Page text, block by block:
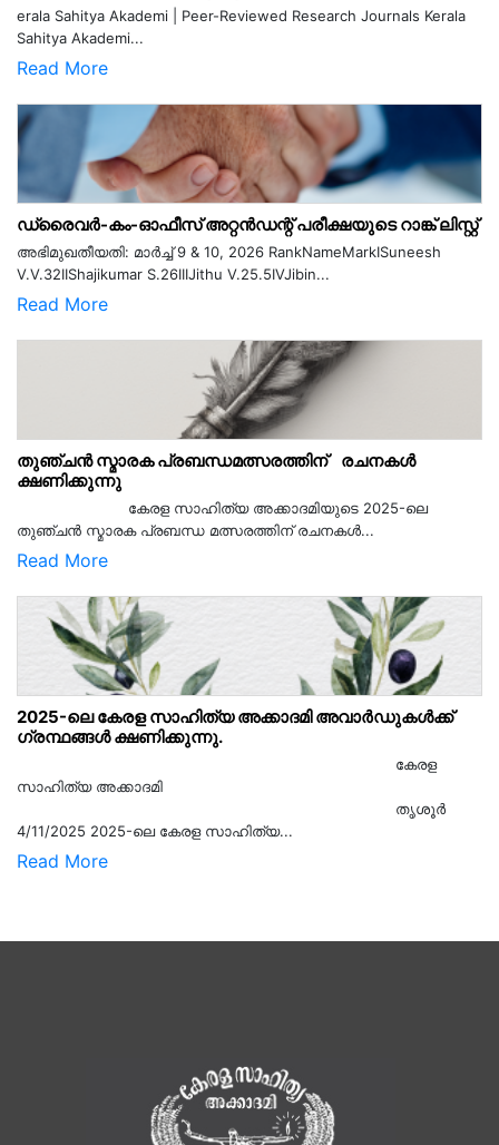
erala Sahitya Akademi | Peer-Reviewed Research Journals Kerala
Sahitya Akademi...
Read More
ഡ്രൈവർ-കം-ഓഫീസ് അറ്റൻഡന്റ് പരീക്ഷയുടെ റാങ്ക് ലിസ്റ്റ്
അഭിമുഖതീയതി: മാർച്ച് 9 & 10, 2026 RankNameMarkISuneesh
V.V.32IIShajikumar S.26IIIJithu V.25.5IVJibin...
Read More
തുഞ്ചൻ സ്മാരക പ്രബന്ധമത്സരത്തിന് രചനകൾ
ക്ഷണിക്കുന്നു
കേരള സാഹിത്യ അക്കാദമിയുടെ 2025-ലെ
തുഞ്ചൻ സ്മാരക പ്രബന്ധ മത്സരത്തിന് രചനകൾ...
Read More
2025-ലെ കേരള സാഹിത്യ അക്കാദമി അവാർഡുകൾക്ക്
ഗ്രന്ഥങ്ങൾ ക്ഷണിക്കുന്നു.
കേരള
സാഹിത്യ അക്കാദമി
തൃശൂര്‍
4/11/2025 2025-ലെ കേരള സാഹിത്യ...
Read More